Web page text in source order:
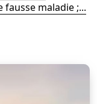
maladie ;...